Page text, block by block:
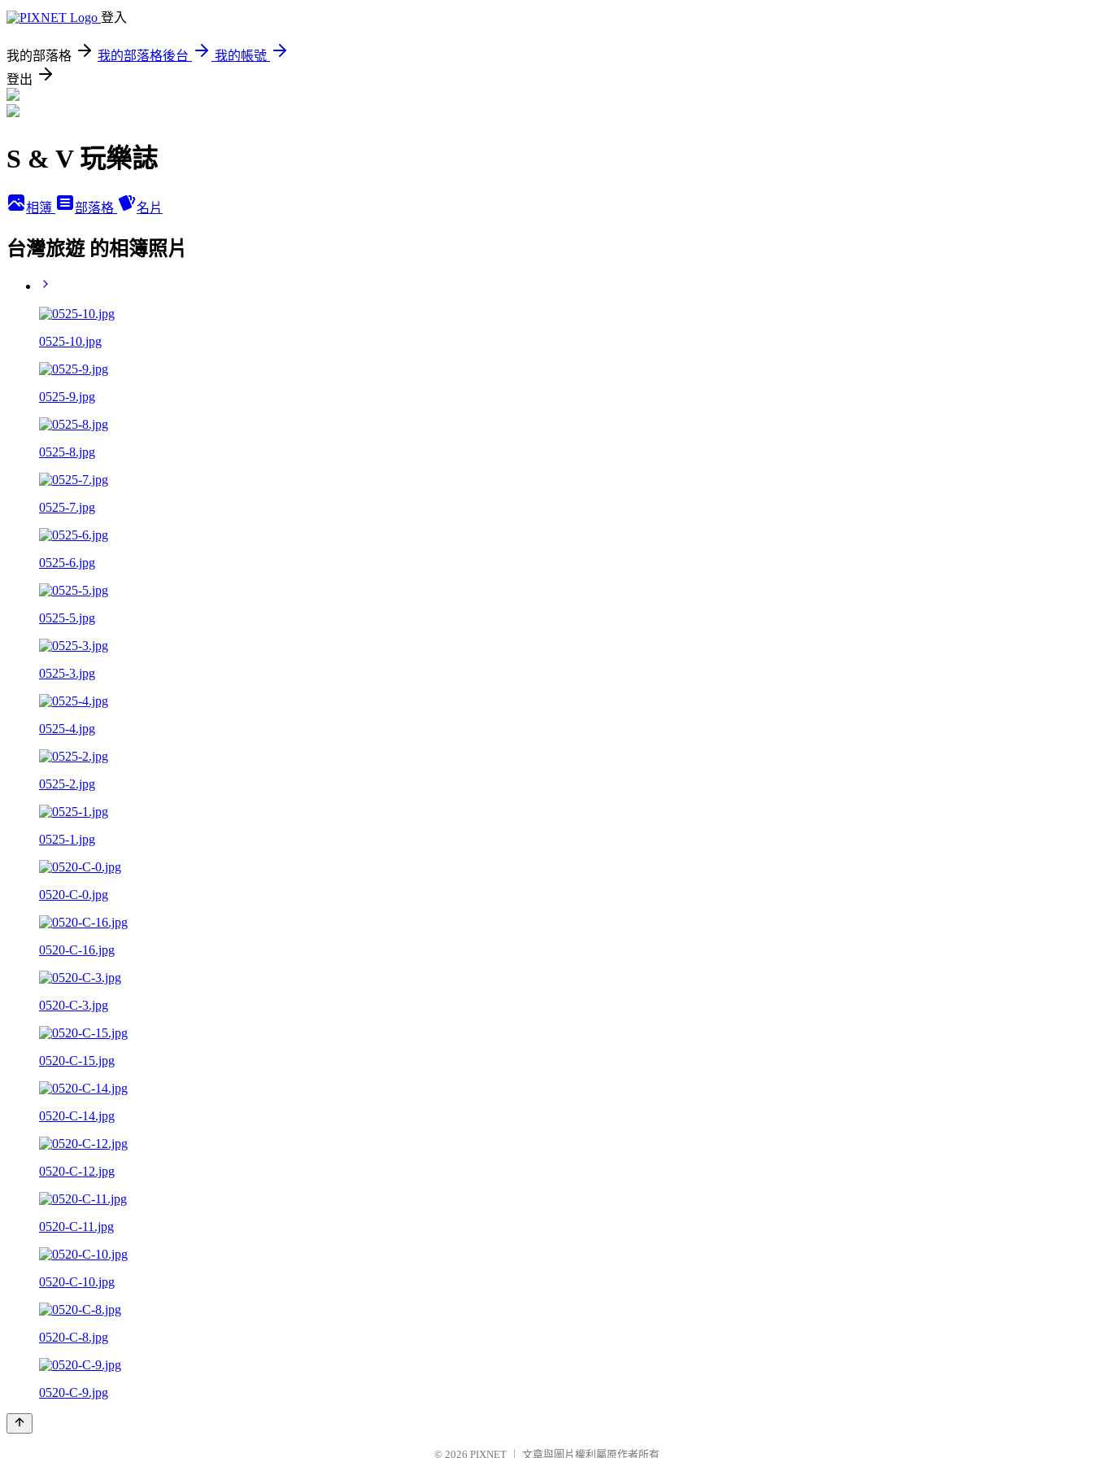
登入
我的部落格 我的部落格後台
我的帳號
登出
S & V 玩樂誌
相簿 部落格 名片
台灣旅遊 的相簿照片
0525-10.jpg
0525-9.jpg
0525-8.jpg
0525-7.jpg
0525-6.jpg
0525-5.jpg
0525-3.jpg
0525-4.jpg
0525-2.jpg
0525-1.jpg
0520-C-0.jpg
0520-C-16.jpg
0520-C-3.jpg
0520-C-15.jpg
0520-C-14.jpg
0520-C-12.jpg
0520-C-11.jpg
0520-C-10.jpg
0520-C-8.jpg
0520-C-9.jpg
© 2026 PIXNET 文章與圖片權利屬原作者所有